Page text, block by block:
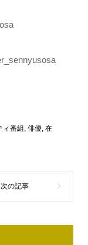
ィ番組 , 俳優, 在